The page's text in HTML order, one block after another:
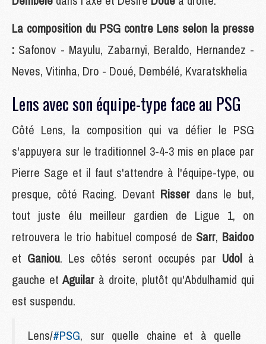
La composition du PSG contre Lens selon la presse
: Safonov - Mayulu, Zabarnyi, Beraldo, Hernandez -
Neves, Vitinha, Dro - Doué, Dembélé, Kvaratskhelia
Lens avec son équipe-type face au PSG
Côté Lens, la composition qui va défier le PSG
s'appuyera sur le traditionnel 3-4-3 mis en place par
Pierre Sage et il faut s'attendre à l'équipe-type, ou
presque, côté Racing. Devant Risser dans le but,
tout juste élu meilleur gardien de Ligue 1, on
retrouvera le trio habituel composé de Sarr, Baidoo
et Ganiou. Les côtés seront occupés par Udol à
gauche etAguilar à droite, plutôt qu'Abdulhamid qui
est suspendu.
Lens/#PSG, sur quelle chaine et à quelle